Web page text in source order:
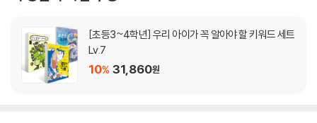
[초등3~4학년] 우리 아이가 꼭 알아야 할 키워드 세트
Lv.7
10% 31,860원